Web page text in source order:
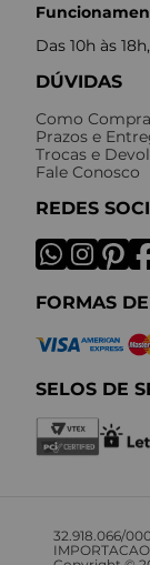
Das 10h às
DÚVIDAS
Como
Prazos e
Trocas e
Fale Conosco
REDES
FORMAS
SELOS DE
32.918.066/